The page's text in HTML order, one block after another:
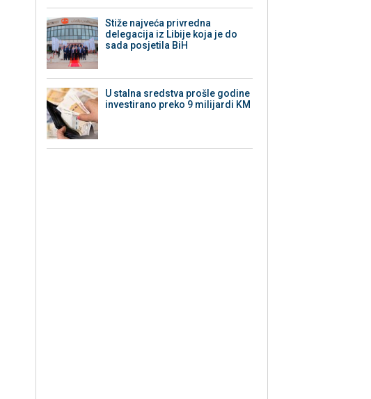
Stiže najveća privredna
delegacija iz Libije koja je do
sada posjetila BiH
U stalna sredstva prošle godine
investirano preko 9 milijardi KM